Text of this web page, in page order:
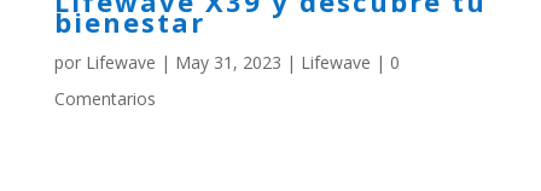
bienestar
por Lifewave | May 31, 2023 | Lifewave | 0
Comentarios